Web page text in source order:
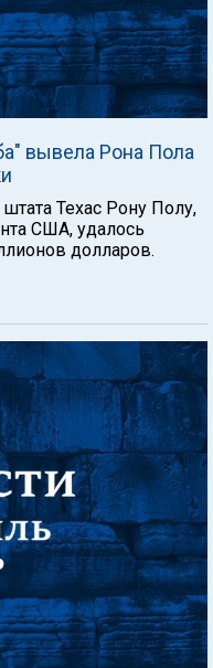
вывела Рона Пола
Техас Рону Полу,
США, удалось
долларов.